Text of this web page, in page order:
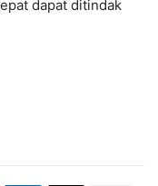
dapat ditindak